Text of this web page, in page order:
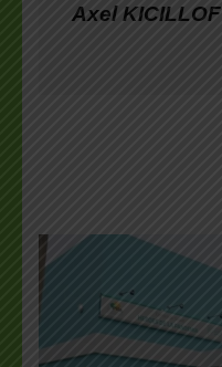
Axel KICILLOF